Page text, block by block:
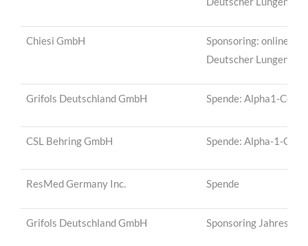
Chiesi GmbH
Sponsoring: online-
Deutscher Lungentag
Grifols Deutschland GmbH Spende: Alpha1-
CSL Behring GmbH Spende: Alpha-1-
ResMed Germany Inc. Spende
Grifols Deutschland GmbH Sponsoring